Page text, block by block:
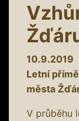
10.9.2019
Letní
města
V průběhu